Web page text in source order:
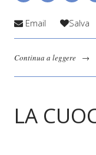
Email Salva
Continua a leggere →
LA